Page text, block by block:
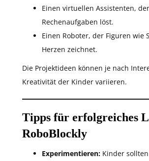
Einen virtuellen Assistenten, der
Rechenaufgaben löst.
Einen Roboter, der Figuren wie
Herzen zeichnet.
Die Projektideen können je nach
Kreativität der Kinder variieren.
Tipps für erfolgreiches
RoboBlockly
Experimentieren: Kinder